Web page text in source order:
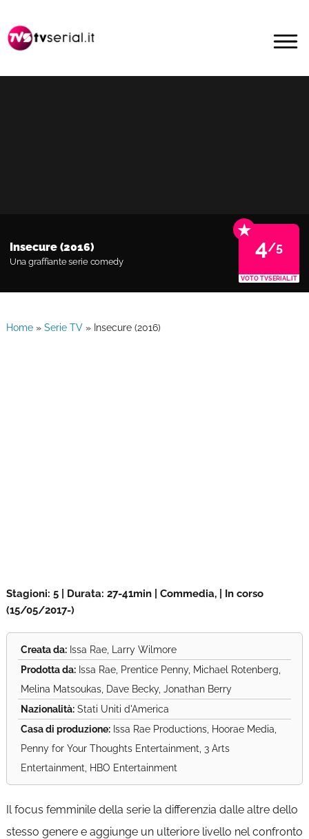
alla
navigazione
contenuto
MENU
Insecure (2016)
Una graffiante serie comedy
★
4/5
VOTO TVSERIAL.IT
Home» Serie TV» Insecure (2016)
Stagioni: 5 | Durata: 27-41min | Commedia, | In corso
(15/05/2017-)
Creata da:Issa Rae, Larry Wilmore
Prodotta da:Issa Rae, Prentice Penny, Michael Rotenberg,
Melina Matsoukas, Dave Becky, Jonathan Berry
Nazionalità:Stati Uniti d'America
Casa di produzione:Issa Rae Productions, Hoorae Media,
Penny for Your Thoughts Entertainment, 3 Arts
Entertainment, HBO Entertainment
Il focus femminile della serie la differenzia dalle altre dello
stesso genere e aggiunge un ulteriore livello nel confronto